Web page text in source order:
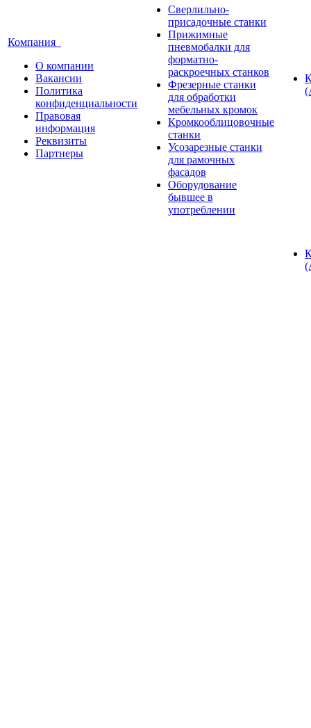
Компания
О компании
Вакансии
Политика
конфиденциальности
Правовая
информация
Реквизиты
Партнеры
Сверлильно-
присадочные станки
Прижимные
пневмобалки для
форматно-
раскроечных станков
Фрезерные станки
для обработки
мебельных кромок
Кромкооблицовочные
станки
Усозарезные станки
для рамочных
фасадов
Оборудование
бывшее в
употреблении